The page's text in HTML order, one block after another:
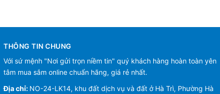
THÔNG TIN CHUNG
Với sứ mệnh "Nơi gửi trọn niềm tin" quý khách hàng hoàn toàn yên
tâm mua sắm online chuẩn hãng, giá rẻ nhất.
Địa chỉ: NO-24-LK14, khu đất dịch vụ và đất ở Hà Trì, Phường Hà